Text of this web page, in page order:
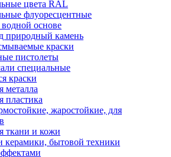
цвета RAL
флуоресцентные
основе
природный камень
краски
пистолеты
специальные
краски
металла
пластика
жаростойкие, для
ткани и кожи
керамики, бытовой техники